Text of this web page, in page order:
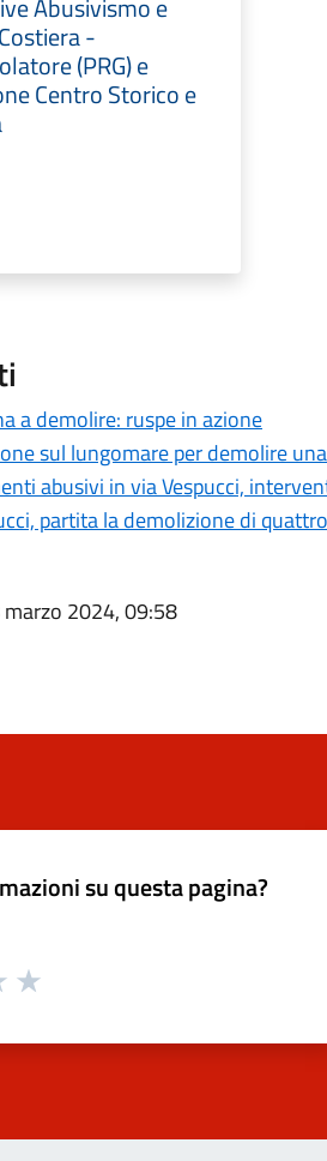
Abusivismo e
-
(PRG) e
Centro Storico e
a demolire: ruspe in azione
sul lungomare per demolire
abusivi in via Vespucci,
partita la demolizione di
marzo 2024, 09:58
su questa pagina?